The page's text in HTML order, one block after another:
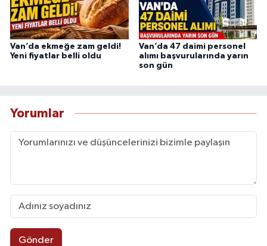
Van’da ekmeğe zam geldi!
Yeni fiyatlar belli oldu
Van’da 47 daimi personel
alımı başvurularında yarın
son gün
Yorumlar
Gönder